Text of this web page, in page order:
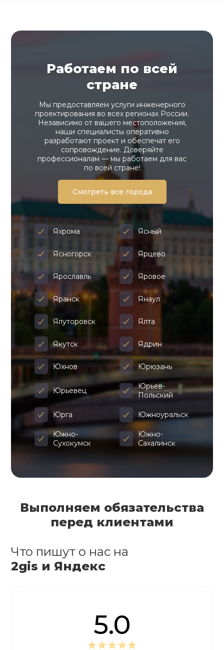
Работаем по всей
стране
Мы предоставляем услуги инженерного
проектирования во всех регионах России.
Независимо от вашего местоположения,
наши специалисты оперативно
разработают проект и обеспечат его
сопровождение. Доверяйте
профессионалам — мы работаем для вас
по всей стране!
Смотреть все города
Яхрома Ясный
Ясногорск Ярцево
Ярославль Яровое
Яранск Янаул
Ялуторовск Ялта
Якутск Ядрин
Юхнов Юрюзань
Юрьевец
Юрьев-
Польский
Юрга Южноуральск
Южно-
Сухокумск
Южно-
Сахалинск
Выполняем обязательства
перед клиентами
Что пишут о нас на
2gis и Яндекс
5.0